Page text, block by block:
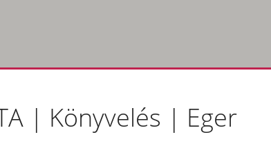
| Könyvelés | Eger